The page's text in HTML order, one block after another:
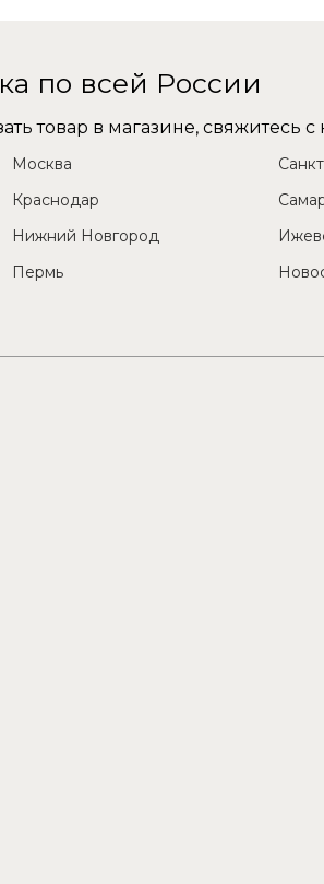
по всей России
товар в магазине,
Москва
Краснодар
Нижний Новгород
Пермь